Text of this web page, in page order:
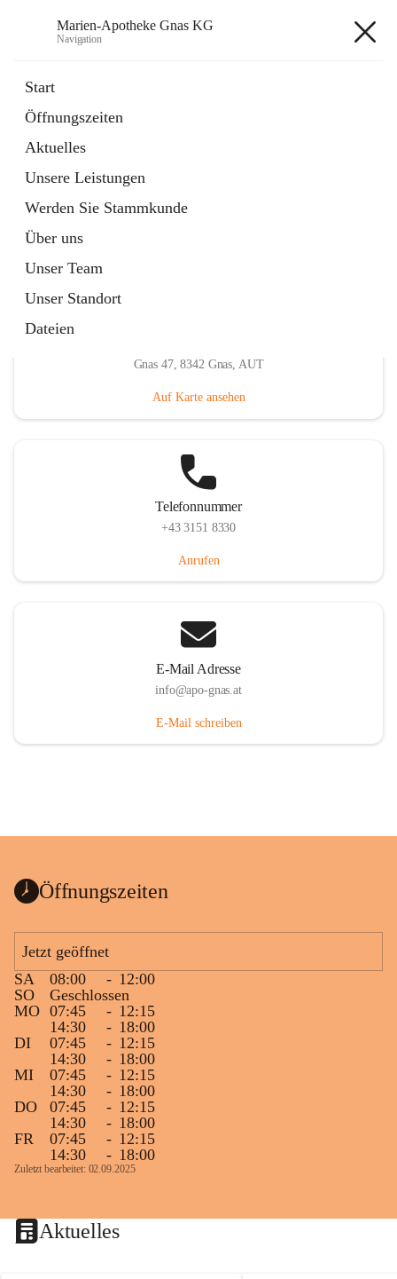
Marien-Apotheke Gnas KG
Navigation
Start
Öffnungszeiten
Aktuelles
Unsere Leistungen
Werden Sie Stammkunde
Über uns
Unser Team
Unser Standort
Dateien
Externe Webseite
in
Tab
Ärztliche Bereitschaftsdienste
Externe Webseite
öffnet
in
neuem
Tab
Gnas 47, 8342 Gnas, AUT
Auf Karte ansehen
Telefonnummer
+43 3151 8330
Anrufen
E-Mail Adresse
info@apo-gnas.at
E-Mail schreiben
Öffnungszeiten
Jetzt geöffnet
SA
08:00 - 12:00
SO
Geschlossen
MO 07:45 - 12:15
14:30
- 18:00
DI
07:45 - 12:15
14:30
- 18:00
MI
07:45 - 12:15
14:30
- 18:00
DO
07:45 - 12:15
14:30
- 18:00
FR
07:45 - 12:15
14:30
- 18:00
Zuletzt bearbeitet: 02.09.2025
Aktuelles